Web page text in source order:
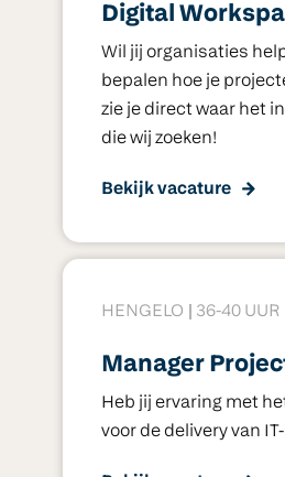
Digital
Wil jij organisaties
bepalen hoe je
zie je direct waar het
die wij zoeken!
Bekijk vacature
HENGELO 36-40 UUR
Manager
Heb jij ervaring met
voor de delivery van